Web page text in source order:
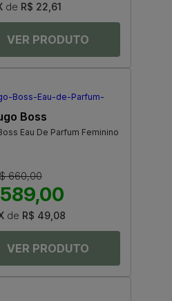
de R$ 22,61
Boss
Eau De Parfum Feminino
660,00
de R$ 49,08